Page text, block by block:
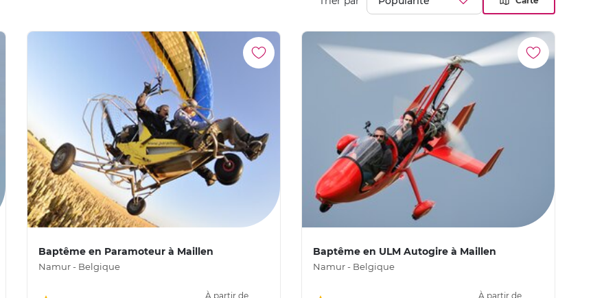
Baptême en Paramoteur à Maillen
Namur - Belgique
À partir de
Baptême en ULM Autogire à Maillen
Namur - Belgique
À partir de